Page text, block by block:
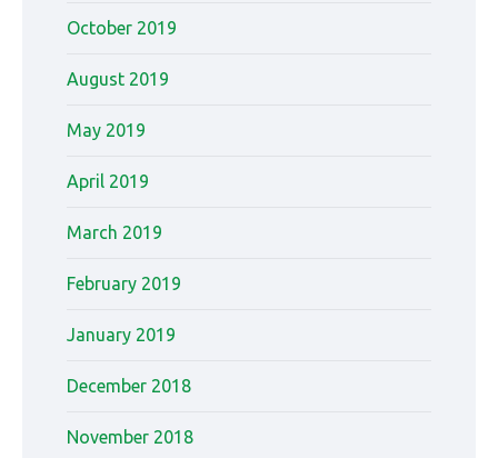
October 2019
August 2019
May 2019
April 2019
March 2019
February 2019
January 2019
December 2018
November 2018